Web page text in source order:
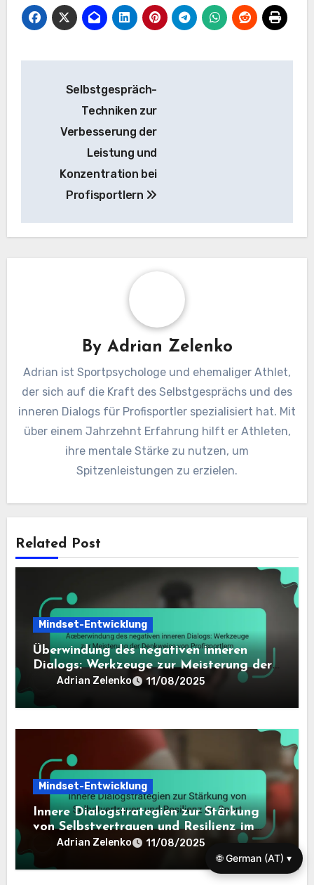
navigation
Selbstgespräch-
Techniken zur
Verbesserung der
Leistung und
Konzentration bei
Profisportlern
By Adrian Zelenko
Adrian ist Sportpsychologe und ehemaliger Athlet,
der sich auf die Kraft des Selbstgesprächs und des
inneren Dialogs für Profisportler spezialisiert hat. Mit
über einem Jahrzehnt Erfahrung hilft er Athleten,
ihre mentale Stärke zu nutzen, um
Spitzenleistungen zu erzielen.
Related Post
Mindset-Entwicklung
Überwindung des negativen inneren
Dialogs: Werkzeuge zur Meisterung der
Denkweise von Profisportlern
Adrian Zelenko 11/08/2025
Mindset-Entwicklung
Innere Dialogstrategien zur Stärkung
von Selbstvertrauen und Resilienz im
SportAdrian Zelenko
11/08/2025
🌐 German (AT) ▾